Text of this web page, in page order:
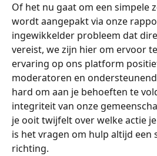
Of het nu gaat om een simpele
wordt aangepakt via onze
ingewikkelder probleem dat
vereist, we zijn hier om ervoor
ervaring op ons platform
moderatoren en
hard om aan je behoeften te
integriteit van onze
je ooit twijfelt over welke actie
is het vragen om hulp altijd een
richting.